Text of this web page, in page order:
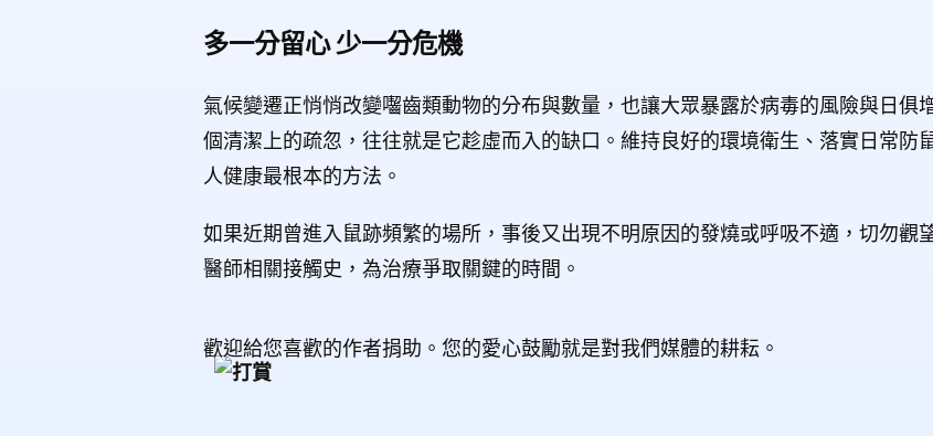
多一分留心 少一分危機
氣候變遷正悄悄改變囓齒類動物的分布與數量，也讓大眾暴露於病毒的風險與日俱
個清潔上的疏忽，往往就是它趁虛而入的缺口。維持良好的環境衛生、落實日常防
人健康最根本的方法。
如果近期曾進入鼠跡頻繁的場所，事後又出現不明原因的發燒或呼吸不適，切勿觀
醫師相關接觸史，為治療爭取關鍵的時間。
歡迎給您喜歡的作者捐助。您的愛心鼓勵就是對我們媒體的耕耘。